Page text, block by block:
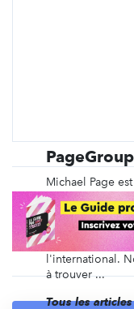
PageGroup
Michael Page
spécialisé
recrutement en
transition, ainsi
des
l'international.
à trouver ...
Tous les